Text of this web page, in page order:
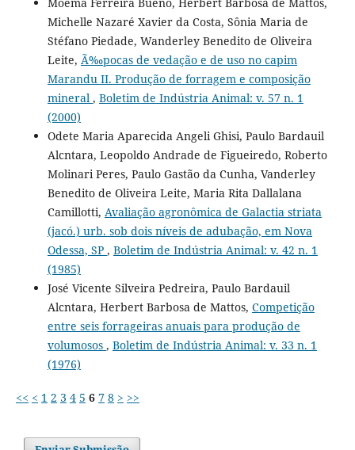
Michelle Nazaré Xavier da Costa, Sônia Maria de
Stéfano Piedade, Wanderley Benedito de Oliveira
Leite, Ã‰pocas de vedação e de uso no capim
Marandu II. Produção de forragem e composição
mineral , Boletim de Indústria Animal: v. 57 n. 1
(2000)
Odete Maria Aparecida Angeli Ghisi, Paulo Bardauil
Alcntara, Leopoldo Andrade de Figueiredo, Roberto
Molinari Peres, Paulo Gastão da Cunha, Vanderley
Benedito de Oliveira Leite, Maria Rita Dallalana
Camillotti, Avaliação agronômica de Galactia striata
(jacó.) urb. sob dois níveis de adubação, em Nova
Odessa, SP , Boletim de Indústria Animal: v. 42 n. 1
(1985)
José Vicente Silveira Pedreira, Paulo Bardauil
Alcntara, Herbert Barbosa de Mattos, Competição
entre seis forrageiras anuais para produção de
volumosos , Boletim de Indústria Animal: v. 33 n. 1
(1976)
<< < 1 2 3 4 5 6 7 8 > >>